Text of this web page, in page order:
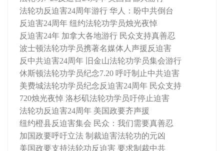
法轮功反迫害24周年游行 华人：盼中共倒台
反迫害24周年 纽约法轮功学员烛光夜悼
反迫害24年 加拿大各地游行 民众支持真善忍
波士顿法轮功学员携著名媒体人声援反迫害
反中共迫害24周年 旧金山法轮功学员集会游行
休斯顿法轮功学员纪念7.20 呼吁制止中共迫害
美费城法轮功学员纪念反迫害24周年 民众支持
720烛光夜悼 洛杉矶法轮功学员吁停止迫害
法轮功反迫害24周年 美国政要齐声援
纽约橙县反迫害集会 民众：我们需要真善忍
加国政要呼吁立法 制裁迫害法轮功的元凶
美国政要支持法轮功反迫害 要求制裁中共